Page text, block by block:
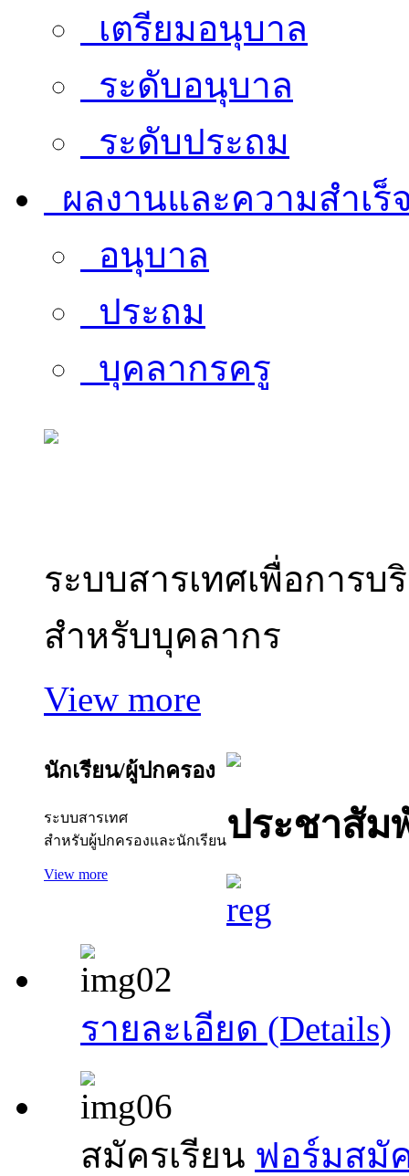
เตรียมอนุบาล
ระดับอนุบาล
ระดับประถม
ผลงานและความสำเร็
อนุบาล
ประถม
บุคลากรครู
ระบบสารเทศเพื่อการบ
สำหรับบุคลากร
View more
นักเรียน/ผู้ปกครอง
ระบบสารเทศ
สำหรับผู้ปกครองและนักเรียน
View more
ประชาสัม
รายละเอียด (Details)
สมัครเรียน ฟอร์มสมัค